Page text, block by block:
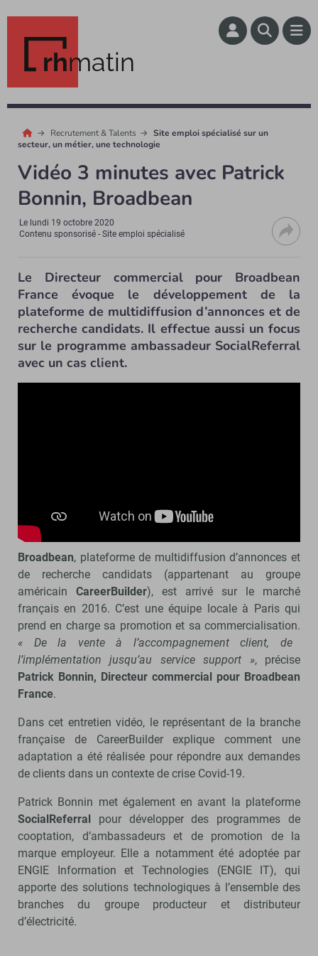
rhmatin
Recrutement & Talents
Site emploi spécialisé sur un
secteur, un métier, une technologie
Vidéo 3 minutes avec Patrick
Bonnin, Broadbean
Le lundi 19 octobre 2020
Contenu sponsorisé - Site emploi spécialisé
Le Directeur commercial pour Broadbean
France évoque le développement de la
plateforme de multidiffusion d’annonces et de
recherche candidats. Il effectue aussi un focus
sur le programme ambassadeur SocialReferral
avec un cas client.
Broadbean, plateforme de multidiffusion d’annonces et
de recherche candidats (appartenant au groupe
américain CareerBuilder), est arrivé sur le marché
français en 2016. C’est une équipe locale à Paris qui
prend en charge sa promotion et sa commercialisation.
« De la vente à l’accompagnement client, de
l’implémentation jusqu’au service support », précise
Patrick Bonnin, Directeur commercial pour Broadbean
France.
Dans cet entretien vidéo, le représentant de la branche
française de CareerBuilder explique comment une
adaptation a été réalisée pour répondre aux demandes
de clients dans un contexte de crise Covid-19.
Patrick Bonnin met également en avant la plateforme
SocialReferral pour développer des programmes de
cooptation, d’ambassadeurs et de promotion de la
marque employeur. Elle a notamment été adoptée par
ENGIE Information et Technologies (ENGIE IT), qui
apporte des solutions technologiques à l’ensemble des
branches du groupe producteur et distributeur
d’électricité.